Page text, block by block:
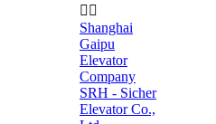
 
Shanghai
Gaipu
Elevator
Company
SRH - Sicher
Elevator Co.,